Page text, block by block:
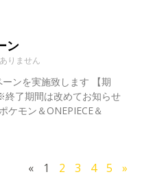
ン
りません
ンを実施致します 【期
了期間は改めてお知らせ
ケモン＆ONEPIECE＆
« 1 2 3 4 5 »